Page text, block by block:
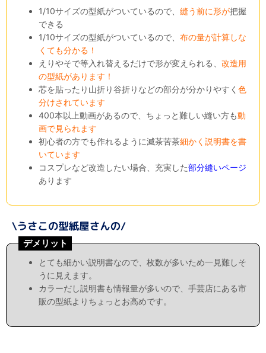
1/10サイズの型紙がついているので、縫う前に形が把握
できる
1/10サイズの型紙がついているので、布の量が計算しな
くても分かる！
えりやそで等入れ替えるだけで形が変えられる、改造用
の型紙があります！
芯を貼ったり山折り谷折りなどの部分が分かりやすく色
分けされています
400本以上動画があるので、ちょっと難しい縫い方も動
画で見られます
初心者の方でも作れるように滅茶苦茶細かく説明書を書
いています
コスプレなど改造したい場合、充実した部分縫いページ
あります
デメリット
とても細かい説明書なので、枚数が多いため一見難しそ
うに見えます。
カラーだし説明書も情報量が多いので、手芸店にある市
販の型紙よりちょっとお高めです。